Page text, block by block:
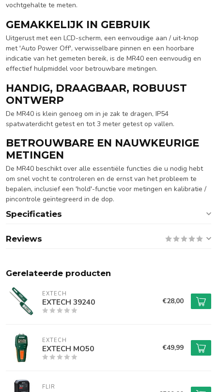
vochtgehalte te meten.
GEMAKKELIJK IN GEBRUIK
Uitgerust met een LCD-scherm, een eenvoudige aan / uit-knop
met 'Auto Power Off', verwisselbare pinnen en een hoorbare
indicatie van het gemeten bereik, is de MR40 een eenvoudig en
effectief hulpmiddel voor betrouwbare metingen.
HANDIG, DRAAGBAAR, ROBUUST
ONTWERP
De MR40 is klein genoeg om in je zak te dragen, IP54
spatwaterdicht getest en tot 3 meter getest op vallen.
BETROUWBARE EN NAUWKEURIGE
METINGEN
De MR40 beschikt over alle essentiële functies die u nodig hebt
om snel vocht te controleren en de ernst van het probleem te
bepalen, inclusief een 'hold'-functie voor metingen en kalibratie /
pincontrole geïntegreerd in de dop.
Specificaties
Reviews
Gerelateerde producten
EXTECH
EXTECH 39240 €28,00
EXTECH
EXTECH MO50 €49,99
FLIR